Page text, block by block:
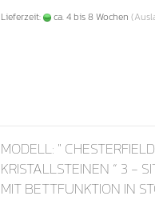
Lieferzeit: ca. 4 bis 8 Wochen
MODELL: "
KRISTALLSTEINEN “ 3 -
MIT BETTFUNKTION IN